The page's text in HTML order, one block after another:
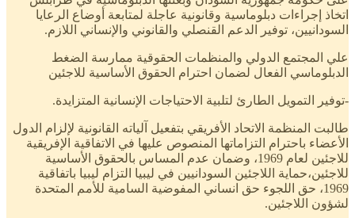
اتخاذ إجراءات دبلوماسية وقانونية عاجلة لمتابعة أوضاع الرعايا
السودانيين، توفير الدعم القنصلي والقانوني والإنساني اللازم.
علي المجتمع الدولي والمنظمات الحقوقية ممارسة الضغط
الدبلوماسي الفعال لضمان احترام الحقوق الأساسية للاجئين
-توفير التمويل الطارئ لتلبية الاحتياجات الإنسانية المتزايدة.
طالبت المنظمة الاتحاد الأفريقي بتفعيل آلياته القانونية لإلزام الدول
الأعضاء باحترام التزاماتها المنصوص عليها في الاتفاقية الإفريقية
للاجئين لعام 1969، وضمان عدم المساس بالحقوق الأساسية
للاجئين،حماية اللاجئين السودانيين في ليبيا التزام ليبيا باتفاقية
1969، حق اللجوء حق انساني المفوضية السامية للأمم المتحدة
لشؤون اللاجئين.